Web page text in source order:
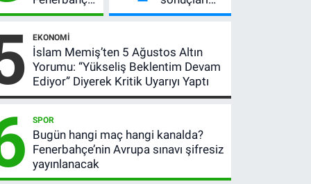
Sturm Graz
izlenir?
açıklandı!
EKONOMI
İslam Memiş’ten 5 Ağustos Altın
Yorumu: “Yükseliş Beklentim Devam
Ediyor” Diyerek Kritik Uyarıyı Yaptı
SPOR
Bugün hangi maç hangi kanalda?
Fenerbahçe’nin Avrupa sınavı şifresiz
yayınlanacak